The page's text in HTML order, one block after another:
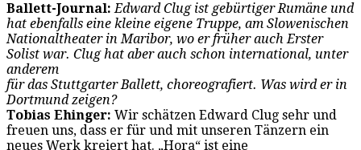
Ballett-Journal: Edward Clug ist gebürtiger Rumäne und
hat ebenfalls eine kleine eigene Truppe, am Slowenischen
Nationaltheater in Maribor, wo er früher auch Erster
Solist war. Clug hat aber auch schon international, unter
anderem
für das Stuttgarter Ballett, choreografiert. Was wird er in
Dortmund zeigen?
Tobias Ehinger: Wir schätzen Edward Clug sehr und
freuen uns, dass er für und mit unseren Tänzern ein
neues Werk kreiert hat. „Hora“ ist eine